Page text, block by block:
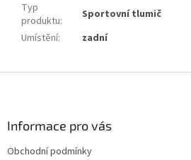
Typ
produktu:
Sportovní tlumič
Umístění: zadní
Informace pro vás
Obchodní podmínky